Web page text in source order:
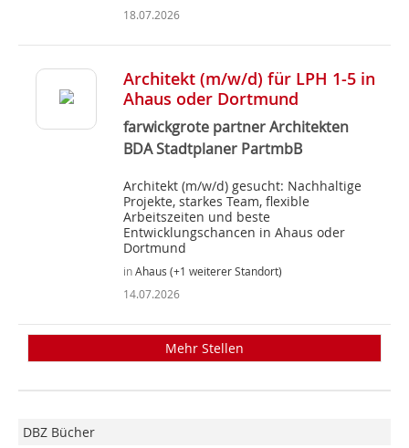
18.07.2026
Architekt (m/w/d) für LPH 1-5 in
Ahaus oder Dortmund
farwickgrote partner Architekten
BDA Stadtplaner PartmbB
Architekt (m/w/d) gesucht: Nachhaltige
Projekte, starkes Team, flexible
Arbeitszeiten und beste
Entwicklungschancen in Ahaus oder
Dortmund
in Ahaus (+1 weiterer Standort)
14.07.2026
Mehr Stellen
DBZ Bücher